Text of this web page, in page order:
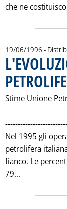
che ne
19/06/1996 -
Stime Unione
Nel 1995 gli
petrolifera
fianco. Le
79...